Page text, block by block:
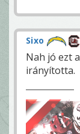
Sixo
Nah jó ezt
irányította.